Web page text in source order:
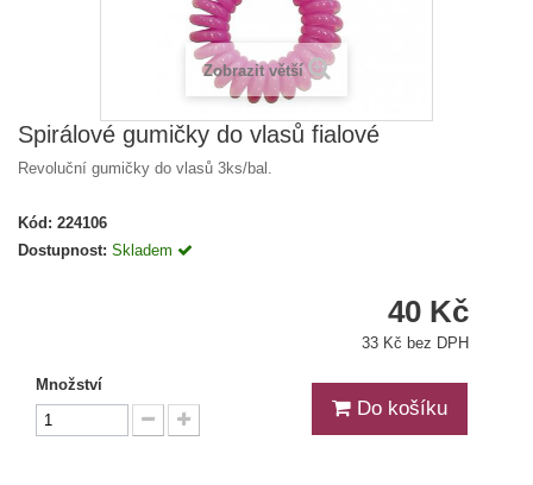
Zobrazit větší
Spirálové gumičky do vlasů fialové
Revoluční gumičky do vlasů 3ks/bal.
Kód: 224106
Dostupnost: Skladem
40 Kč
33 Kč bez DPH
Množství
Do košíku